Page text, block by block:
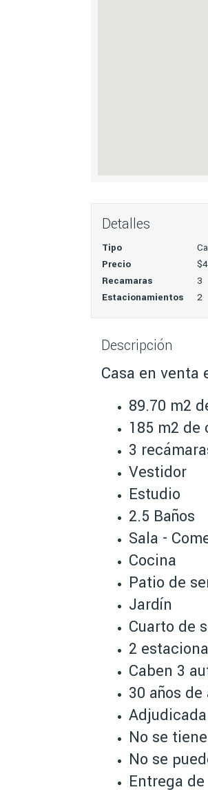
Detalles
Tipo
Precio
Recamaras 3
Estacionamientos
2
Descripción
Casa en venta
89.70 m2
185 m2
3
Vestidor
Estudio
2.5 Baños
Sala -
Cocina
Patio de
Jardín
Cuarto de
2
Caben 3
30 años
Adjudicada
No se
No se
Entrega